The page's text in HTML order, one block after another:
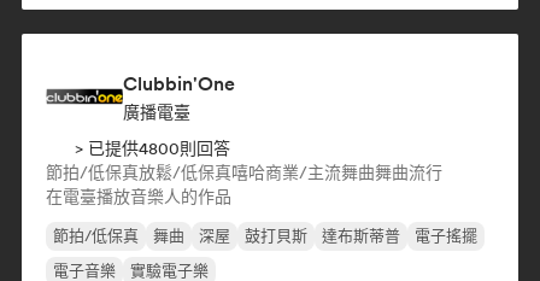
Clubbin'One
廣播電臺
> 已提供4800則回答
節拍/低保真放鬆/低保真嘻哈商業/主流舞曲舞曲流行
在電臺播放音樂人的作品
節拍/低保真 舞曲 深屋 鼓打貝斯 達布斯蒂普
電子搖擺
電子音樂
實驗電子樂